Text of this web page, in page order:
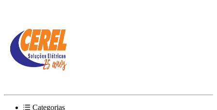
Categorias